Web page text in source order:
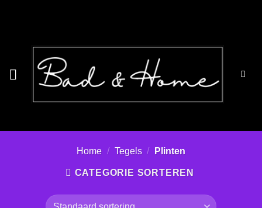
Home / Tegels / Plinten
CATEGORIE SORTEREN